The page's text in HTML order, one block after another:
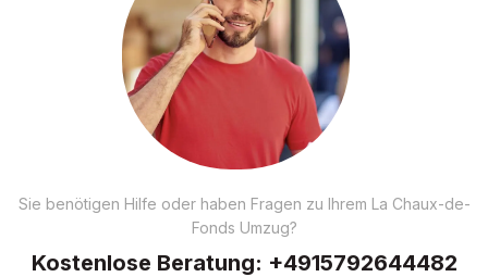
Sie benötigen Hilfe oder haben Fragen zu Ihrem La Chaux-de-
Fonds Umzug?
Kostenlose Beratung: +4915792644482